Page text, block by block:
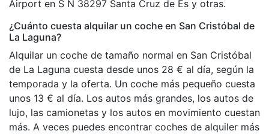
Airport en S N 38297 Santa Cruz de Es y otras.
¿Cuánto cuesta alquilar un coche en San Cristóbal de
La Laguna?
Alquilar un coche de tamaño normal en San Cristóbal
de La Laguna cuesta desde unos 28 € al día, según la
temporada y la oferta. Un coche más pequeño cuesta
unos 13 € al día. Los autos más grandes, los autos de
lujo, las camionetas y los autos en movimiento cuestan
más. A veces puedes encontrar coches de alquiler más